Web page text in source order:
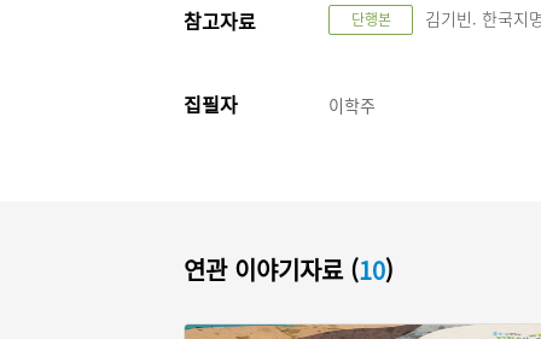
참고자료 단행본 김기빈. 한국지
집필자 이학주
연관 이야기자료 (10)